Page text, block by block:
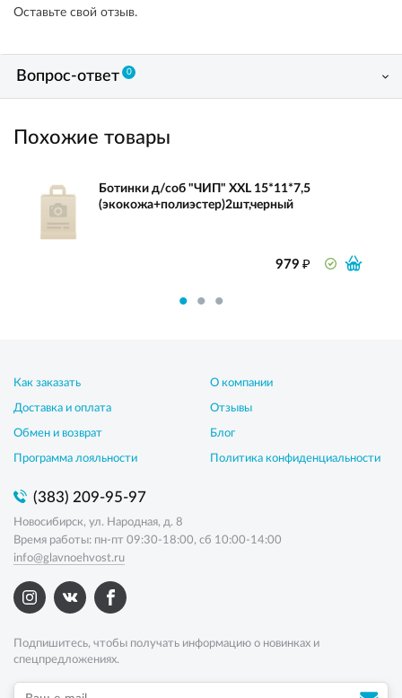
Оставьте свой отзыв.
Вопрос-ответ 0
Похожие товары
Ботинки д/соб "ЧИП" XXL 15*11*7,5
(экокожа+полиэстер)2шт,черный
979₽
Как заказать
Доставка и оплата
Обмен и возврат
Программа лояльности
О компании
Отзывы
Блог
Политика конфиденциальности
(383) 209-95-97
Новосибирск, ул. Народная, д. 8
Время работы: пн-пт 09:30-18:00, сб 10:00-14:00
info@glavnoehvost.ru
Подпишитесь, чтобы получать информацию о новинках и
спецпредложениях.